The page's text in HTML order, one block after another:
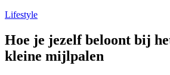
Lifestyle
Hoe je jezelf beloont bij
kleine mijlpalen